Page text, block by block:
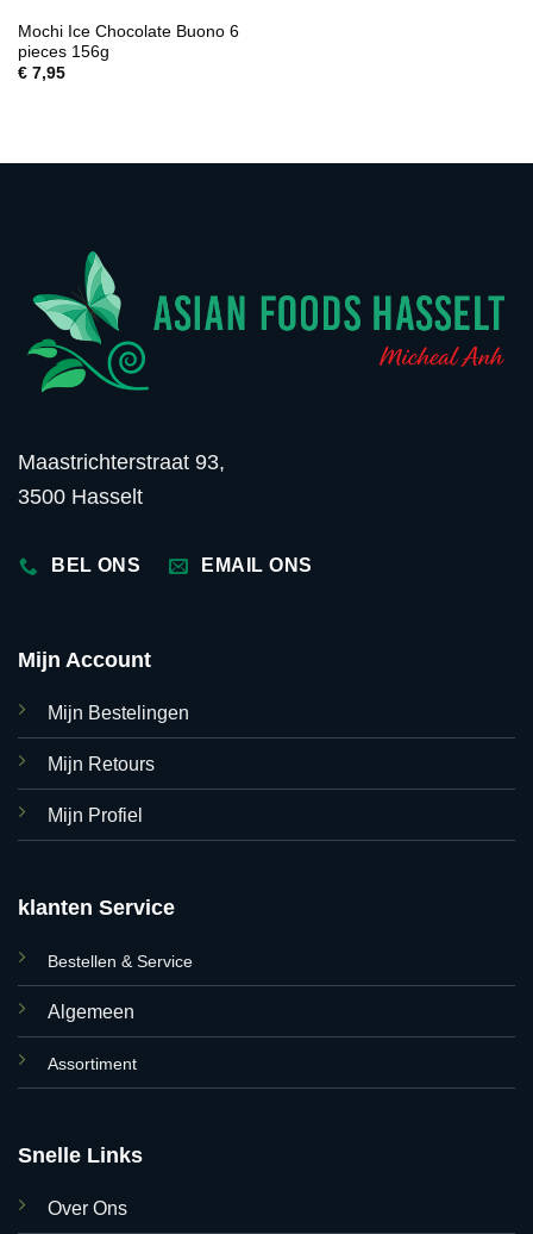
Mochi Ice Chocolate Buono 6
pieces 156g
€7,95
Maastrichterstraat 93,
3500 Hasselt
BEL ONS EMAIL ONS
Mijn Account
Mijn Bestelingen
Mijn Retours
Mijn Profiel
klanten Service
Bestellen & Service
Algemeen
Assortiment
Snelle Links
Over Ons